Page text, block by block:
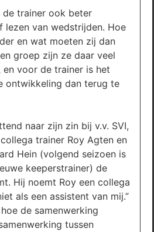
de trainer ook beter
lezen van wedstrijden. Hoe
en wat moeten zij dan
groep zijn ze daar veel
en voor de trainer is het
ontwikkeling dan terug te
naar zijn zin bij v.v. SVI,
trainer Roy Agten en
Hein (volgend seizoen is
keeperstrainer) de
Hij noemt Roy een collega
als een assistent van mij.”
de samenwerking
tussen